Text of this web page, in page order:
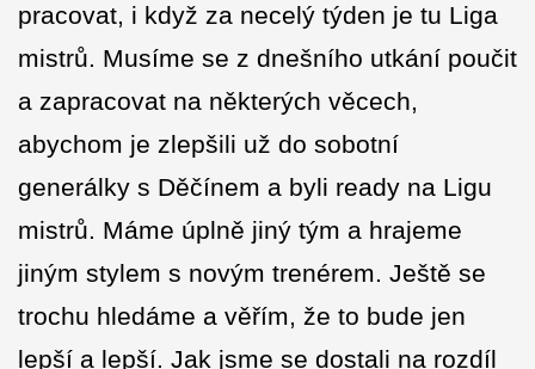
pracovat, i když za necelý týden je tu Liga
mistrů. Musíme se z dnešního utkání poučit
a zapracovat na některých věcech,
abychom je zlepšili už do sobotní
generálky s Děčínem a byli ready na Ligu
mistrů. Máme úplně jiný tým a hrajeme
jiným stylem s novým trenérem. Ještě se
trochu hledáme a věřím, že to bude jen
lepší a lepší. Jak jsme se dostali na rozdíl